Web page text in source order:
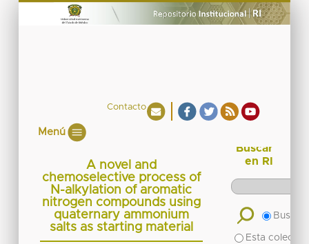
Contacto
Menú
A novel and
chemoselective process of
N-alkylation of aromatic
nitrogen compounds using
quaternary ammonium
salts as starting material
Buscar
en RI
Buscar
Esta